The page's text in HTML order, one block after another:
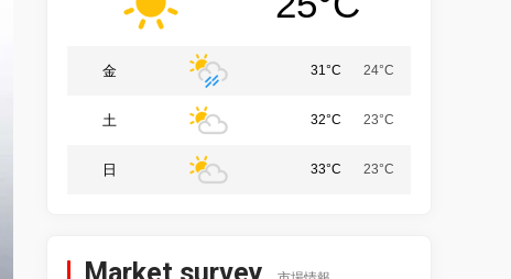
金 31°C 24°C
土 32°C 23°C
日 33°C 23°C